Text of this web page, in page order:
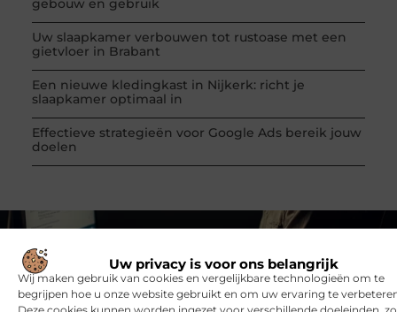
Uw privacy is voor ons belangrijk
Wij maken gebruik van cookies en vergelijkbare technologieën om te
begrijpen hoe u onze website gebruikt en om uw ervaring te
Uw slaapkamer verbouwen tot rustoase met een
gietvloer in Brabant
Een nieuwe kledingkast in Nijkerk: richt je
slaapkamer optimaal in
Effectieve strategieën voor Google Ads bereik jouw
doelen
VORIGE
Goud inwisselen bij Inkoop Goud Gouda Een klein zwembad kopen